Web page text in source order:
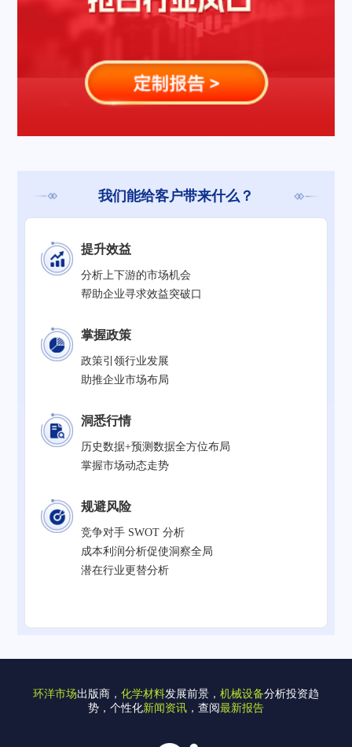
我们能给客户带来什么？
提升效益
分析上下游的市场机会
帮助企业寻求效益突破口
掌握政策
政策引领行业发展
助推企业市场布局
洞悉行情
历史数据+预测数据全方位布局
掌握市场动态走势
规避风险
竞争对手 SWOT 分析
成本利润分析促使洞察全局
潜在行业更替分析
环洋市场出版商， 化学材料发展前景， 机械设备分析投资趋
势，个性化新闻资讯 ，查阅最新报告